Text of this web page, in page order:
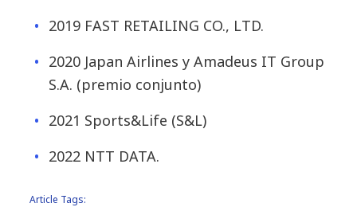
2019 FAST RETAILING CO., LTD.
2020 Japan Airlines y Amadeus IT Group
S.A. (premio conjunto)
2021 Sports&Life (S&L)
2022 NTT DATA.
Article Tags: